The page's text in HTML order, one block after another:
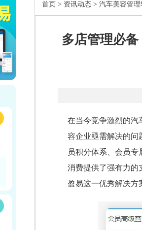
首页 > 资讯动态 > 汽车美容管
多店管理必
在当今竞争激烈的汽
容企业亟需解决的问
员积分体系、会员
消费提供了强有力的
盈易这一优秀解决方